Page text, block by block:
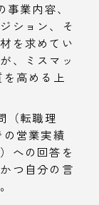
業内容、
ション、そ
を求めてい
、ミスマッ
高める上
（転職理
営業実績
への回答を
つ自分の言